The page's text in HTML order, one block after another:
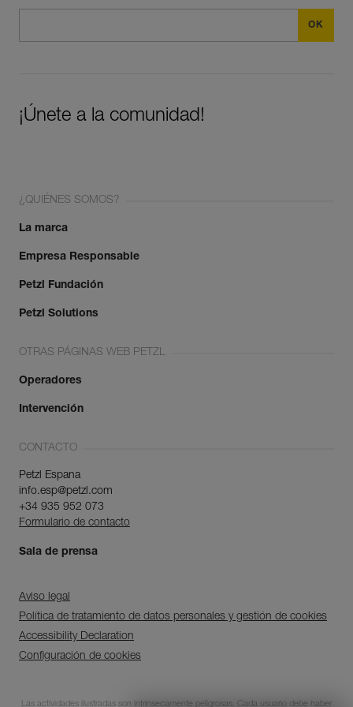
DESCUBRIR
¡Únete a la comunidad!
¿QUIÉNES SOMOS?
La marca
Empresa Responsable
Petzl Fundación
Petzl Solutions
OTRAS PÁGINAS WEB PETZL
Operadores
Intervención
CONTACTO
Petzl Espana
info.esp@petzl.com
+34 935 952 073
Formulario de contacto
Sala de prensa
Aviso legal
Política de tratamiento de datos personales y gestión de cookies
Accessibility Declaration
Configuración de cookies
Las actividades ilustradas son intrínsecamente peligrosas. Cada usuario debe haber